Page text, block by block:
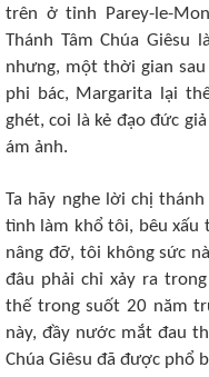
trên ở tỉnh Parey-le-
Thánh Tâm Chúa Giêsu
nhưng, một thời gian
phi bác, Margarita lại
ghét, coi là kẻ đạo đức
ám ảnh.
Ta hãy nghe lời chị
tình làm khổ tôi, bêu xấu
nâng đỡ, tôi không sức
đâu phải chỉ xảy ra
thế trong suốt 20 năm
này, đầy nước mắt đau
Chúa Giêsu đã được phổ